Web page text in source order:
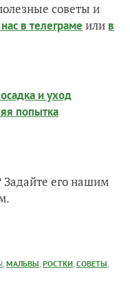
советы и
в телеграме или в
и уход
попытка
Задайте его нашим
, МАЛЬВЫ, РОСТКИ, СОВЕТЫ,